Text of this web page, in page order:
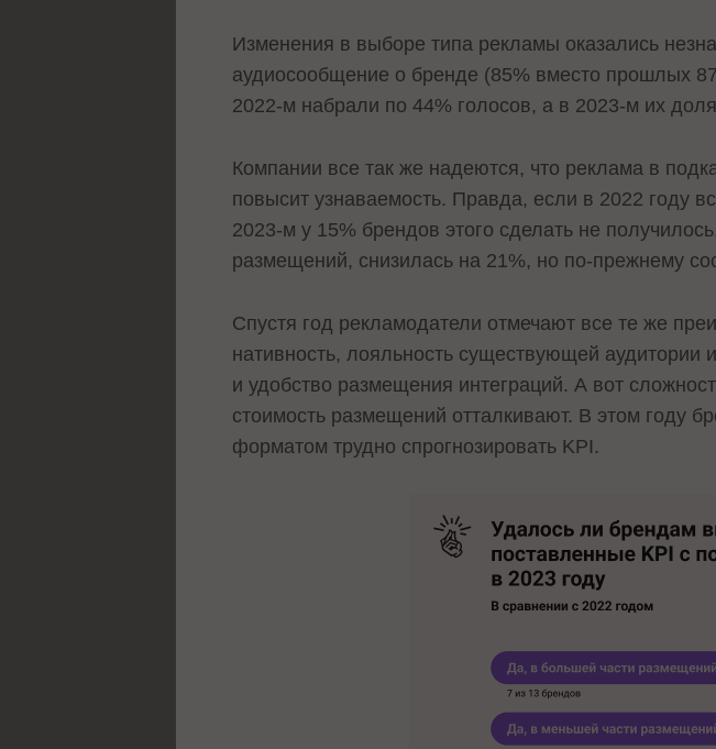
Изменения в выборе типа рекламы оказались
аудиосообщение о бренде (85% вместо прошлых
2022-м набрали по 44% голосов, а в 2023-м их
Компании все так же надеются, что реклама в
повысит узнаваемость. Правда, если в 2022 году
2023-м у 15% брендов этого сделать не
размещений, снизилась на 21%, но по-прежнему
Спустя год рекламодатели отмечают все те же
нативность, лояльность существующей
и удобство размещения интеграций. А вот
стоимость размещений отталкивают. В этом году
форматом трудно спрогнозировать KPI.